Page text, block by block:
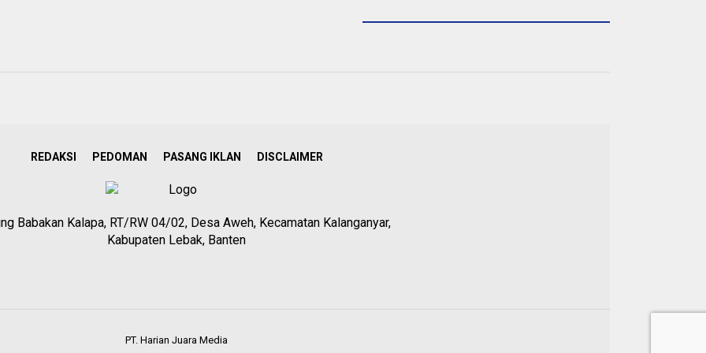
REDAKSI PEDOMAN PASANG IKLAN DISCLAIMER
Babakan Kalapa, RT/RW 04/02, Desa Aweh, Kecamatan Kalanganyar,
Kabupaten Lebak, Banten
PT. Harian Juara Media